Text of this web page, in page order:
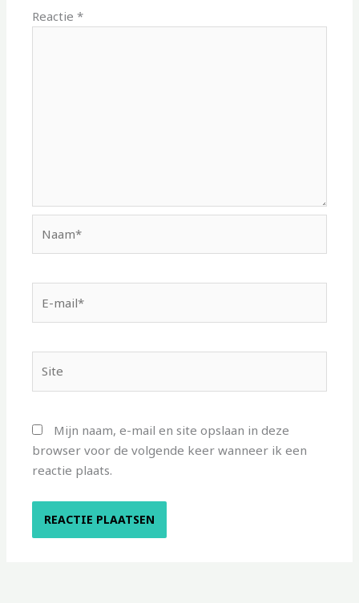
Reactie*
mail*
Mijn naam, e-mail en site opslaan in deze
browser voor de volgende keer wanneer ik een
reactie plaats.